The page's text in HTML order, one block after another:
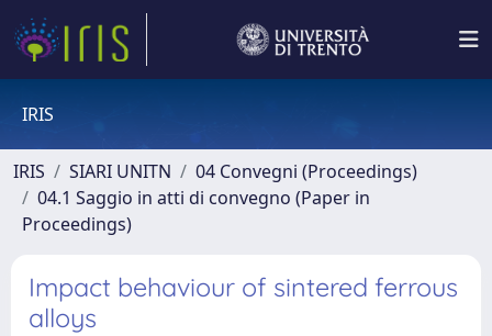
IRIS
IRIS SIARI UNITN
04 Convegni (Proceedings)
04.1 Saggio in atti di convegno (Paper in
Proceedings)
Impact behaviour of sintered ferrous
alloys